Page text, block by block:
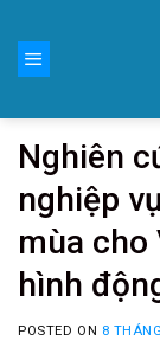
content
Nghiên
nghiệp
mùa cho
hình
POSTED ON 8